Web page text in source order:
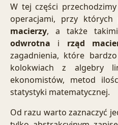
W tej części
operacjami, przy których
macierzy, a także
odwrotna i rząd
zagadnienia, które
kolokwiach z algebry
ekonomistów, metod
statystyki matematycznej.
Od razu warto zaznaczyć